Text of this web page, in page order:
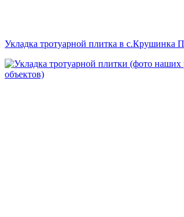
Укладка тротуарной плитка в с.Крушинка